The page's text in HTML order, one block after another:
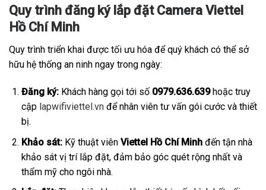
Quy trình đăng ký lắp đặt Camera Viettel
Hồ Chí Minh
Quy trình triển khai được tối ưu hóa để quý khách có thể sở
hữu hệ thống an ninh ngay trong ngày:
Đăng ký:Khách hàng gọi tới số 0979.636.639hoặc truy
cập lapwifiviettel.vnđể nhân viên tư vấn gói cước và thiết
bị.
Khảo sát:Kỹ thuật viên Viettel Hồ Chí Minhđến tận nhà
khảo sát vị trí lắp đặt, đảm bảo góc quét rộng nhất và
thẩm mỹ cho ngôi nhà.